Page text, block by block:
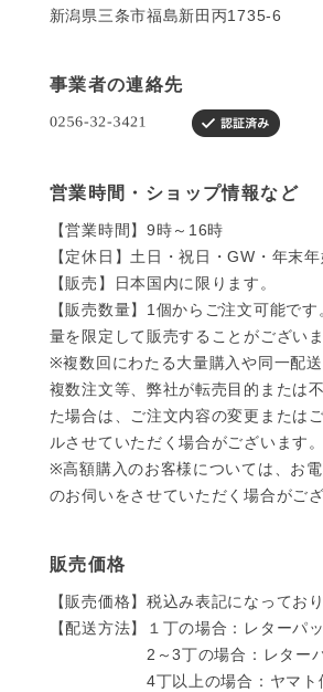
新潟県三条市福島新田丙1735-6
事業者の連絡先
営業時間・ショップ情報など
【営業時間】9時～16時
【定休日】土日・祝日・GW・年末
【販売】日本国内に限ります。
【販売数量】1個からご注文可能で
量を限定して販売することがございま
※複数回にわたる大量購入や同一配
複数注文等、弊社が転売目的または
た場合は、ご注文内容の変更または
ルさせていただく場合がございます。
※高額購入のお客様については、お
のお伺いをさせていただく場合がござ
販売価格
【販売価格】税込み表記になっており
【配送方法】１丁の場合：レターパ
2～3丁の場合：レターパ
4丁以上の場合：ヤマト